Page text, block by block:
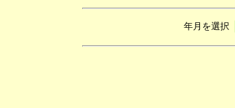
年月を選択